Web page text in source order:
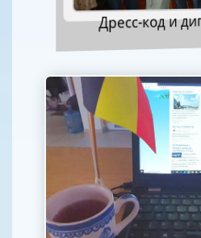
Дресс-код и